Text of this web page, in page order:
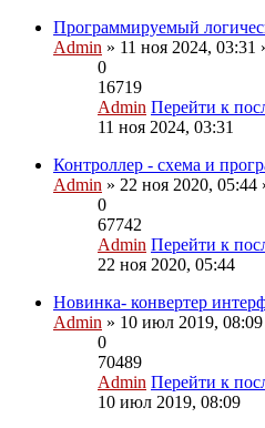
Программируемый
Admin » 11 ноя 2024, 03:31
0
16719
Admin Перейти к
11 ноя 2024, 03:31
Контроллер - схема и
Admin » 22 ноя 2020, 05:44
0
67742
Admin Перейти к
22 ноя 2020, 05:44
Новинка- конвертер
Admin » 10 июл 2019,
0
70489
Admin Перейти к
10 июл 2019, 08:09